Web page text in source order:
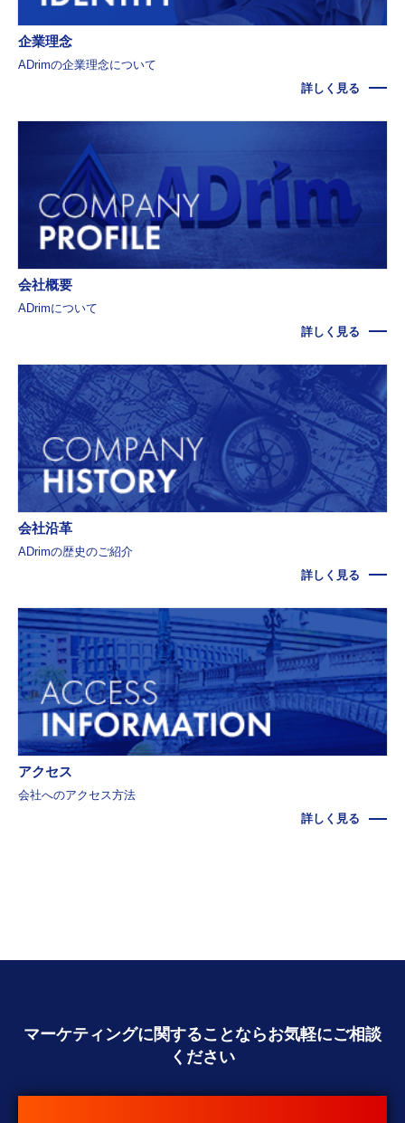
企業理念
ADrimの企業理念について
詳しく見る
会社概要
ADrimについて
詳しく見る
会社沿革
ADrimの歴史のご紹介
詳しく見る
アクセス
会社へのアクセス方法
詳しく見る
マーケティングに関することならお気軽にご相談
ください